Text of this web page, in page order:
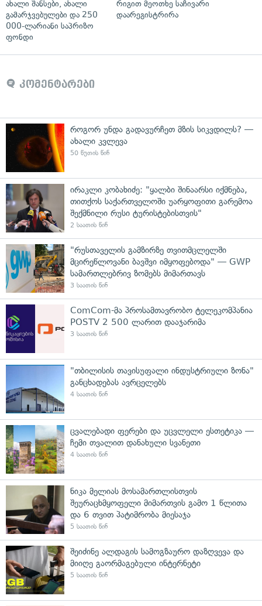
ახალი შანსები, ახალი
გამარჯვებულები და 250
000-ლარიანი საპრიზო
ფონდი
რიგით მეოთხე საჩივარი
დაარეგისტრირა
კომენტარები
როგორ უნდა გადავურჩეთ მზის სიკვდილს? —
ახალი კვლევა
50 წუთის წინ
ირაკლი კობახიძე: "ყალბი შინაარსი იქმნება,
თითქოს საქართველოში უარყოფითი გარემოა
შექმნილი რუსი ტურისტებისთვის"
2 საათის წინ
"რუსთაველის გამზირზე თვითმცლელში
მცირეწლოვანი ბავშვი იმყოფებოდა" — GWP
სამართლებრივ ზომებს მიმართავს
3 საათის წინ
ComCom-მა პროსამთავრობო ტელეკომპანია
POSTV 2 500 ლარით დააჯარიმა
3 საათის წინ
"თბილისის თავისუფალი ინდუსტრიული ზონა"
განცხადებას ავრცელებს
4 საათის წინ
ცვალებადი ფერები და უცვლელი ესთეტიკა —
ჩემი თვალით დანახული სვანეთი
4 საათის წინ
ნიკა მელიას მოსამართლისთვის
შეურაცხმყოფელი მიმართვის გამო 1 წლითა
და 6 თვით პატიმრობა მიესაჯა
5 საათის წინ
შეიძინე ალდაგის სამოგზაურო დაზღვევა და
მიიღე გაორმაგებული ინტერნეტი
5 საათის წინ